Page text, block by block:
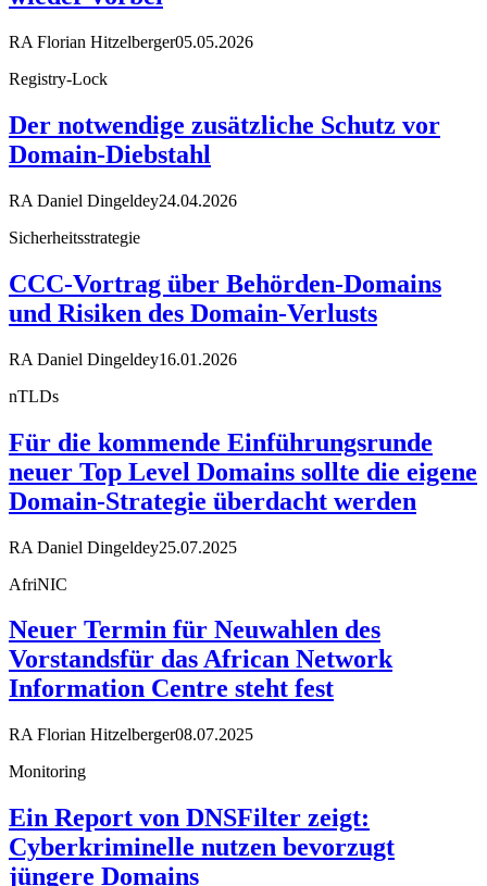
RA Florian Hitzelberger05.05.2026
Registry-Lock
Der notwendige zusätzliche Schutz vor
Domain-Diebstahl
RA Daniel Dingeldey24.04.2026
Sicherheitsstrategie
CCC-Vortrag über Behörden-Domains
und Risiken des Domain-Verlusts
RA Daniel Dingeldey16.01.2026
nTLDs
Für die kommende Einführungsrunde
neuer Top Level Domains sollte die eigene
Domain-Strategie überdacht werden
RA Daniel Dingeldey25.07.2025
AfriNIC
Neuer Termin für Neuwahlen des
Vorstandsfür das African Network
Information Centre steht fest
RA Florian Hitzelberger08.07.2025
Monitoring
Ein Report von DNSFilter zeigt:
Cyberkriminelle nutzen bevorzugt
jüngere Domains